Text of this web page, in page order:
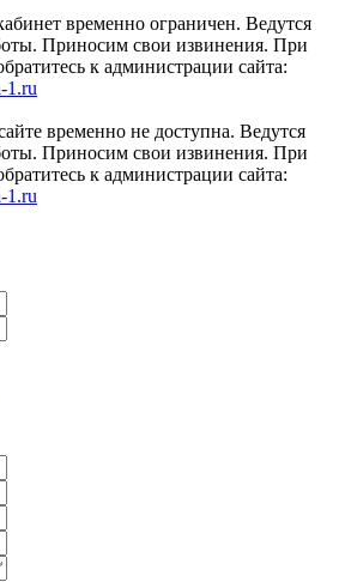
временно ограничен. Ведутся
Приносим свои извинения. При
к администрации сайта:
1.ru
временно не доступна. Ведутся
Приносим свои извинения. При
к администрации сайта:
1.ru